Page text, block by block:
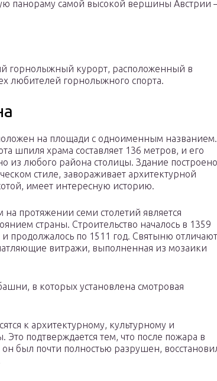
панораму самой высокой вершины Австрии
горнолыжный курорт, расположенный в
любителей горнолыжного спорта.
на площади с одноименным названием.
шпиля храма составляет 136 метров, и его
из любого района столицы. Здание
стиле, завораживает архитектурной
имеет интересную историю.
на протяжении семи столетий является
страны. Строительство началось в 1359
и продолжалось по 1511 год. Святыню отличают
витражи, выполненная из мозаики
в которых установлена смотровая
к архитектурному, культурному и
подтверждается тем, что после пожара в
был почти полностью разрушен,